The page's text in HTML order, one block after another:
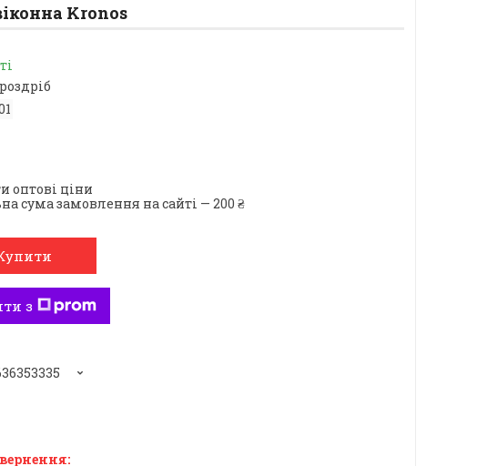
Kronos
оптові ціни
сума замовлення на сайті — 200 ₴
з